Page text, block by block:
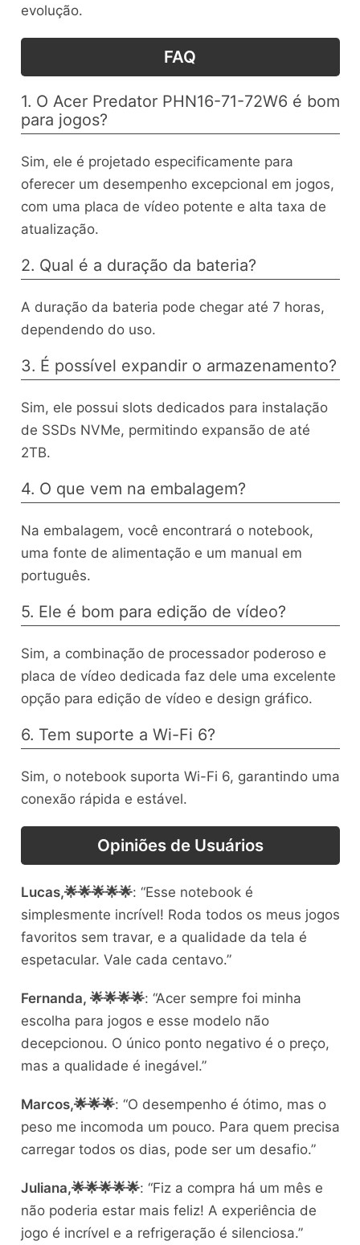
evolução.
FAQ
1. O Acer Predator PHN16-71-72W6 é bom
para jogos?
Sim, ele é projetado especificamente para
oferecer um desempenho excepcional em jogos,
com uma placa de vídeo potente e alta taxa de
atualização.
2. Qual é a duração da bateria?
A duração da bateria pode chegar até 7 horas,
dependendo do uso.
3. É possível expandir o armazenamento?
Sim, ele possui slots dedicados para instalação
de SSDs NVMe, permitindo expansão de até
2TB.
4. O que vem na embalagem?
Na embalagem, você encontrará o notebook,
uma fonte de alimentação e um manual em
português.
5. Ele é bom para edição de vídeo?
Sim, a combinação de processador poderoso e
placa de vídeo dedicada faz dele uma excelente
opção para edição de vídeo e design gráfico.
6. Tem suporte a Wi-Fi 6?
Sim, o notebook suporta Wi-Fi 6, garantindo uma
conexão rápida e estável.
Opiniões de Usuários
Lucas,🌟🌟🌟🌟🌟: “Esse notebook é
simplesmente incrível! Roda todos os meus jogos
favoritos sem travar, e a qualidade da tela é
espetacular. Vale cada centavo.”
Fernanda, 🌟🌟🌟🌟: “Acer sempre foi minha
escolha para jogos e esse modelo não
decepcionou. O único ponto negativo é o preço,
mas a qualidade é inegável.”
Marcos,🌟🌟🌟: “O desempenho é ótimo, mas o
peso me incomoda um pouco. Para quem precisa
carregar todos os dias, pode ser um desafio.”
Juliana,🌟🌟🌟🌟🌟: “Fiz a compra há um mês e
não poderia estar mais feliz! A experiência de
jogo é incrível e a refrigeração é silenciosa.”